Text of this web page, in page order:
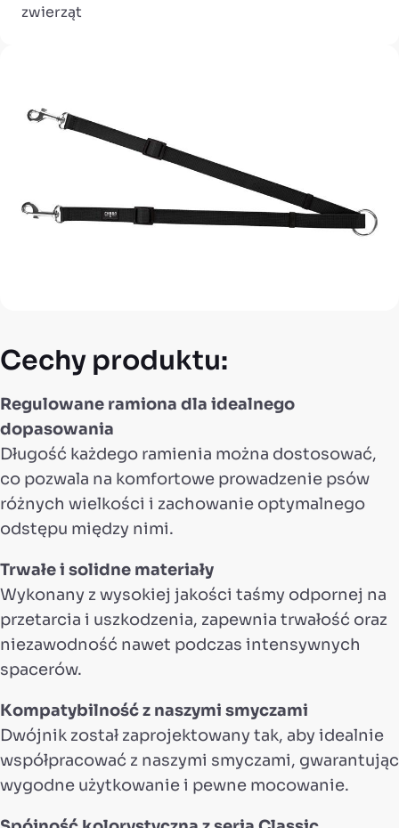
zwierząt
Cechy produktu:
Regulowane ramiona dla idealnego
dopasowania
Długość każdego ramienia można dostosować,
co pozwala na komfortowe prowadzenie psów
różnych wielkości i zachowanie optymalnego
odstępu między nimi.
Trwałe i solidne materiały
Wykonany z wysokiej jakości taśmy odpornej na
przetarcia i uszkodzenia, zapewnia trwałość oraz
niezawodność nawet podczas intensywnych
spacerów.
Kompatybilność z naszymi smyczami
Dwójnik został zaprojektowany tak, aby idealnie
współpracować z naszymi smyczami, gwarantując
wygodne użytkowanie i pewne mocowanie.